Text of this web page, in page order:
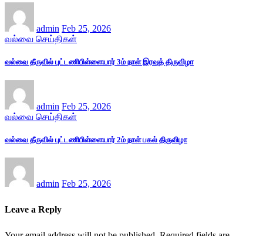
admin Feb 25, 2026
வல்வை செய்திகள்
வல்வை தீருவில் புட்டணிபிள்ளையார் 3ம் நாள் இரவுத் திருவிழா
admin Feb 25, 2026
வல்வை செய்திகள்
வல்வை தீருவில் புட்டணிபிள்ளையார் 2ம் நாள் பகல் திருவிழா
admin Feb 25, 2026
Leave a Reply